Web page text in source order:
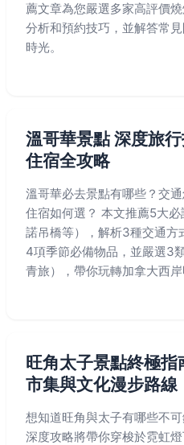
薦文章為您嚴選多家高評價
分析和預約技巧，並解答常
時光。
溫哥華景點 深度旅行
住宿全攻略
溫哥華必去景點有哪些？交
住宿如何選？ 本文推薦5大
諾吊橋等），解析3種交通方
4項季節必備物品，並嚴選3
青旅），帶你玩轉加拿大西
旺角太子景點終極
市集與文化漫步路線
想知道旺角與太子有哪些不
深度攻略將帶你穿梭於霓虹